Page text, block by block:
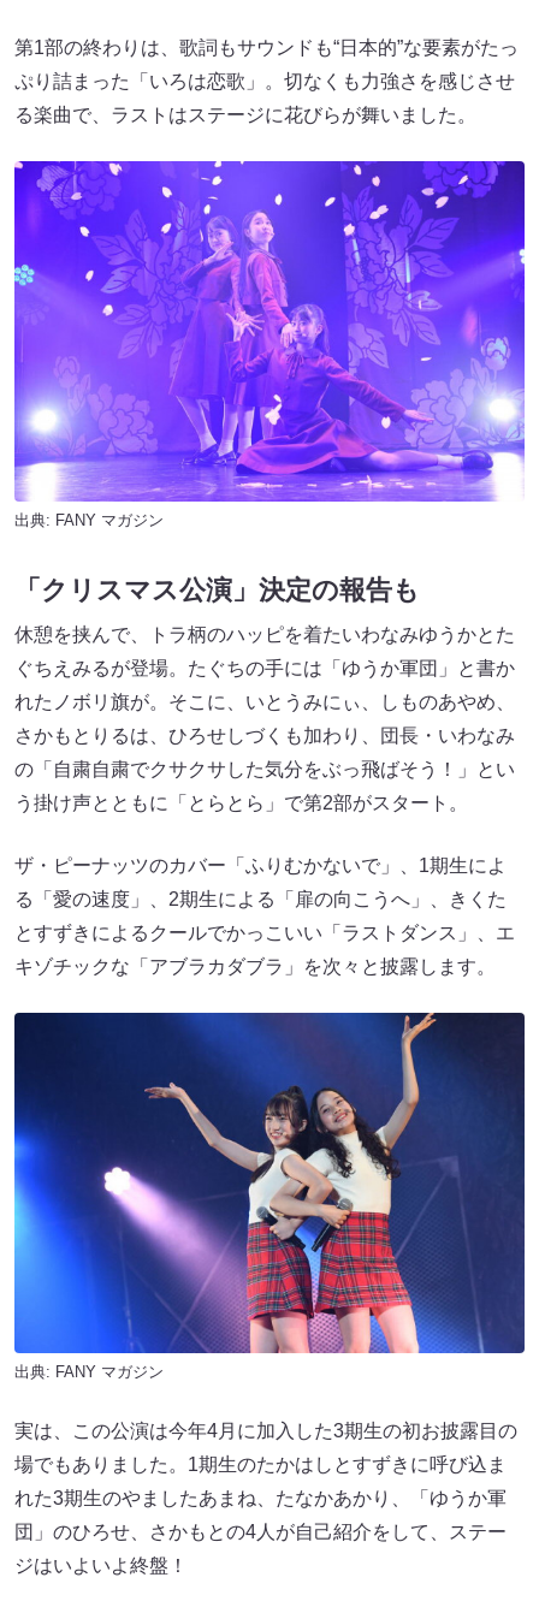
第1部の終わりは、歌詞もサウンドも“日本的”な要素がたっ
ぷり詰まった「いろは恋歌」。切なくも力強さを感じさせ
る楽曲で、ラストはステージに花びらが舞いました。
出典: FANY マガジン
「クリスマス公演」決定の報告も
休憩を挟んで、トラ柄のハッピを着たいわなみゆうかとた
ぐちえみるが登場。たぐちの手には「ゆうか軍団」と書か
れたノボリ旗が。そこに、いとうみにぃ、しものあやめ、
さかもとりるは、ひろせしづくも加わり、団長・いわなみ
の「自粛自粛でクサクサした気分をぶっ飛ばそう！」とい
う掛け声とともに「とらとら」で第2部がスタート。
ザ・ピーナッツのカバー「ふりむかないで」、1期生によ
る「愛の速度」、2期生による「扉の向こうへ」、きくた
とすずきによるクールでかっこいい「ラストダンス」、エ
キゾチックな「アブラカダブラ」を次々と披露します。
出典: FANY マガジン
実は、この公演は今年4月に加入した3期生の初お披露目の
場でもありました。1期生のたかはしとすずきに呼び込ま
れた3期生のやましたあまね、たなかあかり、「ゆうか軍
団」のひろせ、さかもとの4人が自己紹介をして、ステー
ジはいよいよ終盤！